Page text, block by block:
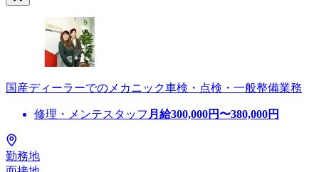
国産ディーラーでのメカニック車検・点検・一般整備業務
修理・メンテスタッフ 月給300,000円〜380,000円
勤務地